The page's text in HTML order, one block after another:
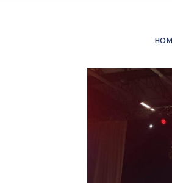
Il Presidente
Consiglio Federale
Revisori dei Conti
Commissione Federali Atleti
Commissione Federale Tecnici